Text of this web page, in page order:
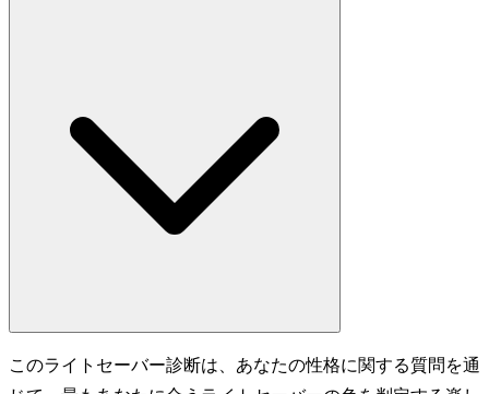
このライトセーバー診断は、あなたの性格に関する質問を通